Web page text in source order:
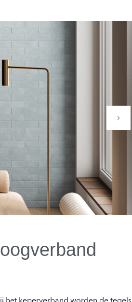
›
het keperverband worden de tegels